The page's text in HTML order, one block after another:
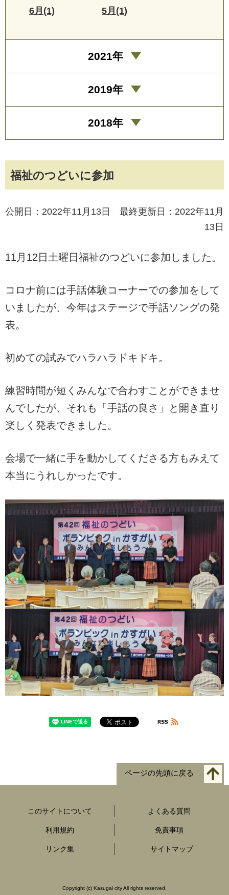
福祉のつどいに参加
公開日：2022年11月13日 最終更新日：2022年11月
13日
11月12日土曜日福祉のつどいに参加しました。
コロナ前には手話体験コーナーでの参加をして
いましたが、今年はステージで手話ソングの発
表。
初めての試みでハラハラドキドキ。
練習時間が短くみんなで合わすことができませ
んでしたが、それも「手話の良さ」と開き直り
楽しく発表できました。
会場で一緒に手を動かしてくださる方もみえて
本当にうれしかったです。
6月(1) 5月(1)
2021年
2019年
2018年
ページの先頭に戻る
このサイトについて よくある質問
利用規約 免責事項
リンク集 サイトマップ
Copyright (c) Kasugai city All rights reserved.